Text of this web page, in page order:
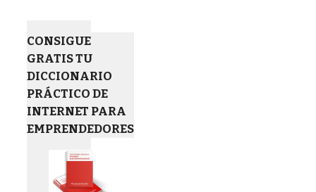
CONSIGUE
GRATIS TU
DICCIONARIO
PRÁCTICO DE
INTERNET PARA
EMPRENDEDORES